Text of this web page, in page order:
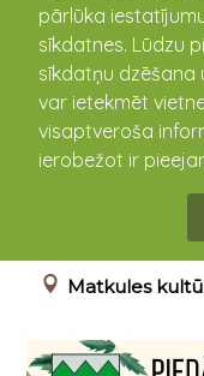
pārlūka
sīkdatnes. Lūdzu
sīkdatņu dzēšana
var ietekmēt
visaptveroša
ierobežot ir
Izvēlies
Matkules